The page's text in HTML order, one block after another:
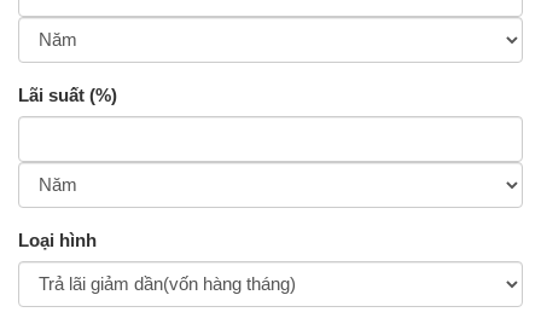
Lãi suất (%)
Loại hình